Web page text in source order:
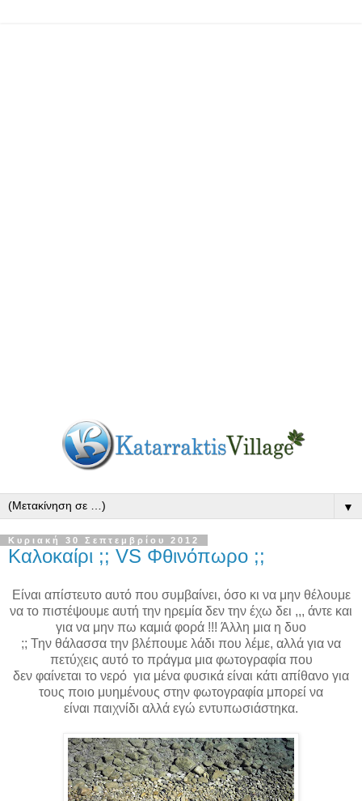
▼
Κυριακή 30 Σεπτεμβρίου 2012
Καλοκαίρι ;; VS Φθινόπωρο ;;
Είναι απίστευτο αυτό που συμβαίνει, όσο κι να μην θέλουμε
να το πιστέψουμε αυτή την ηρεμία δεν την έχω δει ,,, άντε και
για να μην πω καμιά φορά !!! Άλλη μια η δυο
;; Την θάλασσα την βλέπουμε λάδι που λέμε, αλλά για να
πετύχεις αυτό το πράγμα μια φωτογραφία που
δεν φαίνεται το νερό για μένα φυσικά είναι κάτι απίθανο για
τους ποιο μυημένους στην φωτογραφία μπορεί να
είναι παιχνίδι αλλά εγώ εντυπωσιάστηκα.